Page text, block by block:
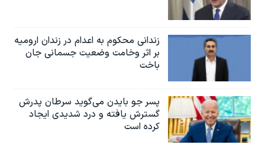
زندانی محکوم به اعدام در زندان ارومیه
بر اثر وخامت وضعیت جسمانی جان
باخت
پسر جو بایدن می‌گوید سرطان پدرش
گسترش یافته و درد شدیدی ایجاد
کرده است